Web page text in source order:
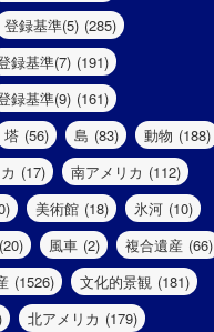
登録基準(5) (285)
録基準(7) (191)
録基準(9) (161)
塔 (56) 島 (83) 動物 (188)
(17) 南アメリカ (112)
美術館 (18) 氷河 (10)
(20) 風車 (2) 複合遺産 (66)
(1526) 文化的景観 (181)
北アメリカ (179)